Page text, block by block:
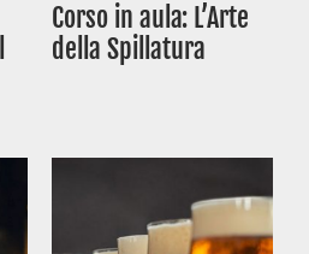
Corso in aula: L’Arte
della Spillatura